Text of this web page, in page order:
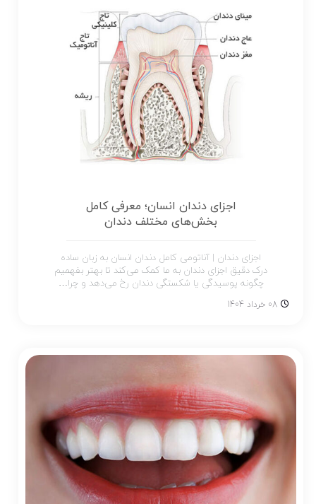
اجزای دندان انسان؛ معرفی کامل
بخش‌های مختلف دندان
اجزای دندان | آناتومی کامل دندان انسان به زبان ساده
درک دقیق اجزای دندان به ما کمک می‌کند تا بهتر بفهمیم
چگونه پوسیدگی یا شکستگی دندان رخ می‌دهد و چرا…
08 خرداد 1404